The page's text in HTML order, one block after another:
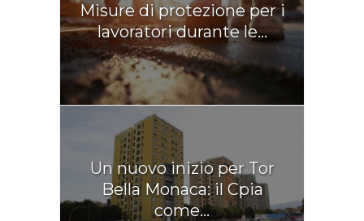
Misure di protezione per i
lavoratori durante le...
Un nuovo inizio per Tor
Bella Monaca: il Cpia
come...